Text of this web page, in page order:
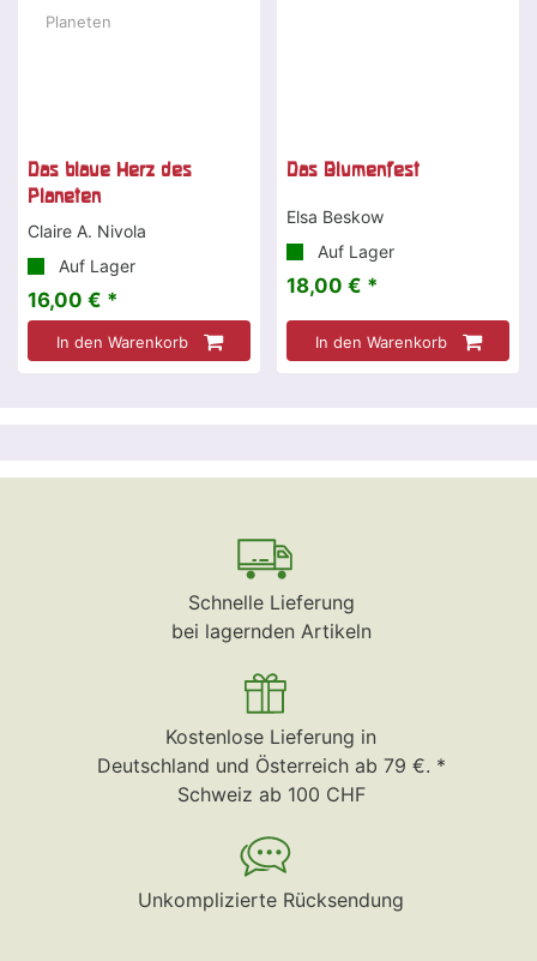
Das blaue Herz des
Planeten
Claire A. Nivola
Auf Lager
16,00 € *
In den Warenkorb
Das Blumenfest
Elsa Beskow
Auf Lager
18,00 € *
In den Warenkorb
Schnelle Lieferung
bei lagernden Artikeln
Kostenlose Lieferung in
Deutschland und Österreich ab 79 €. *
Schweiz ab 100 CHF
Unkomplizierte Rücksendung